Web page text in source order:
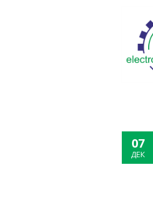
07
ДЕК